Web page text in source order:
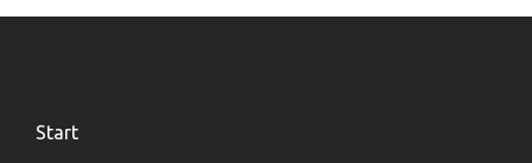
Start